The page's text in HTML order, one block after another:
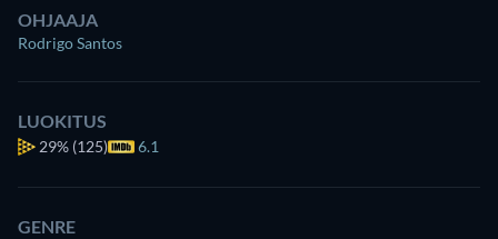
OHJAAJA
Rodrigo Santos
LUOKITUS
29% (125) 6.1
GENRE